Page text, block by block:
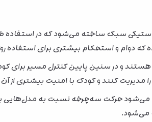
پلاستیکی سبک ساخته می‌شود که در
که دوام و استحکام بیشتری برای استفاده
و در سنین پایین کنترل مسیر برای
مدیریت کنند و کودک با امنیت بیشتری از
می‌شود حرکت سه‌چرخه نسبت به مدل‌هایی
می‌شود.